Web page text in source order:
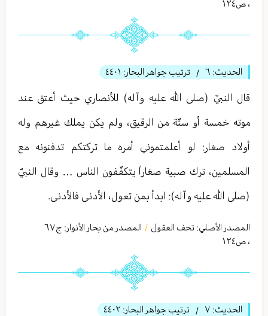
، ص١٢٤
الحديث: ٦ / ترتيب جواهر البحار: ٤٤٠١
قال النبيّ (صلى الله عليه وآله) للأنصاري حيث أعتق عند
موته خمسة أو ستّة من الرقيق، ولم يكن يملك غيرهم وله
أولاد صغار: لو أعلمتموني أمره ما تركتكم تدفنونه مع
المسلمين، ترك صبية صغاراً يتكفّفون الناس … وقال النبيّ
(صلى الله عليه وآله): ابدأ بمن تعول، الأدنى فالأدنى.
المصدر الأصلي: تحف العقول / المصدر من بحار الأنوار: ج٦٧
، ص١٢٤
الحديث: ٧ / ترتيب جواهر البحار: ٤٤٠٢